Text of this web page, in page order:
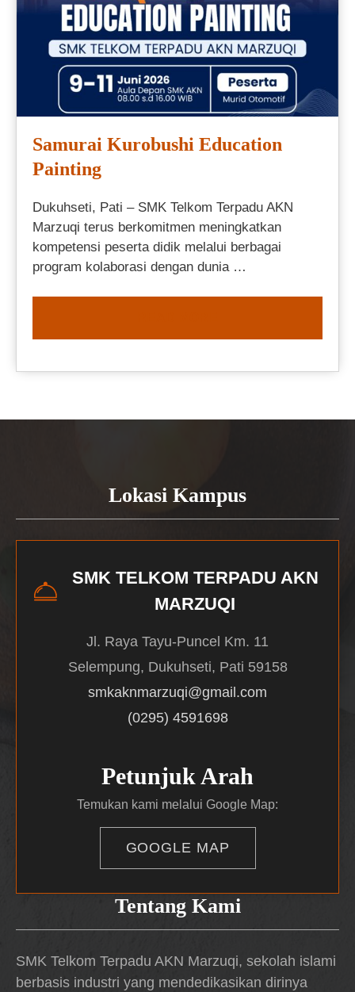
Samurai Kurobushi Education
Painting
Dukuhseti, Pati – SMK Telkom Terpadu AKN
Marzuqi terus berkomitmen meningkatkan
kompetensi peserta didik melalui berbagai
program kolaborasi dengan dunia …
Tentang Kami
SMK Telkom Terpadu AKN Marzuqi, sekolah islami
berbasis industri yang mendedikasikan dirinya
Lokasi Kampus
SMK TELKOM TERPADU AKN
MARZUQI
Jl. Raya Tayu-Puncel Km. 11
Selempung, Dukuhseti, Pati 59158
smkaknmarzuqi@gmail.com
(0295) 4591698
Petunjuk Arah
Temukan kami melalui Google Map:
GOOGLE MAP